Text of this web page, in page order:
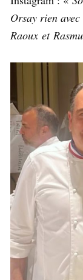
Orsay rien
Raoux et